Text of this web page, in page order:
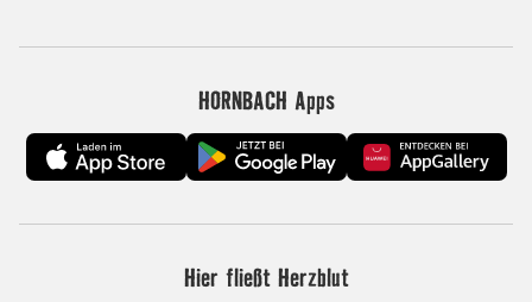
HORNBACH Apps
Hier fließt Herzblut